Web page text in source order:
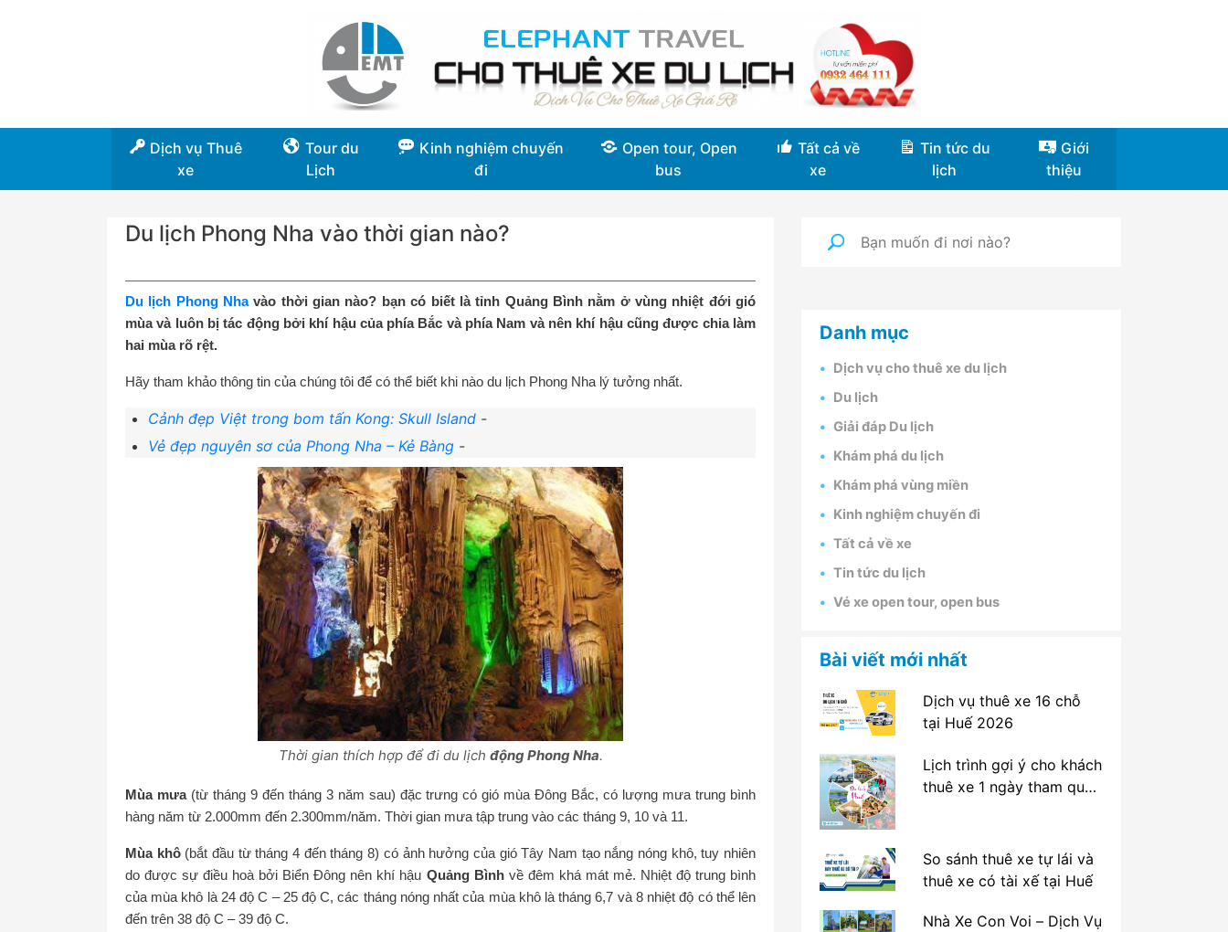
Dịch vụ Thuê
xe
Tour du
Lịch
Kinh nghiệm chuyến
đi
Open tour, Open
bus
Tất cả về
xe
Tin tức du
lịch
Giới
thiệu
Du lịch Phong Nha vào thời gian nào?
Du lịch Phong Nhavào thời gian nào? bạn có biết là tỉnh Quảng Bình nằm ở vùng nhiệt đới gió
mùa và luôn bị tác động bởi khí hậu của phía Bắc và phía Nam và nên khí hậu cũng được chia làm
hai mùa rõ rệt.
Hãy tham khảo thông tin của chúng tôi để có thể biết khi nào du lịch Phong Nha lý tưởng nhất.
Cảnh đẹp Việt trong bom tấn Kong: Skull Island -
Vẻ đẹp nguyên sơ của Phong Nha – Kẻ Bàng -
Thời gian thích hợp để đi du lịch động Phong Nha.
Mùa mưa(từ tháng 9 đến tháng 3 năm sau) đặc trưng có gió mùa Đông Bắc, có lượng mưa trung bình
hàng năm từ 2.000mm đến 2.300mm/năm. Thời gian mưa tập trung vào các tháng 9, 10 và 11.
Mùa khô (bắt đầu từ tháng 4 đến tháng 8) có ảnh hưởng của gió Tây Nam tạo nắng nóng khô, tuy nhiên
do được sự điều hoà bởi Biển Đông nên khí hậu Quảng Bìnhvề đêm khá mát mẻ. Nhiệt độ trung bình
của mùa khô là 24 độ C – 25 độ C, các tháng nóng nhất của mùa khô là tháng 6,7 và 8 nhiệt độ có thể lên
đến trên 38 độ C – 39 độ C.
Danh mục
Dịch vụ cho thuê xe du lịch
Du lịch
Giải đáp Du lịch
Khám phá du lịch
Khám phá vùng miền
Kinh nghiệm chuyến đi
Tất cả về xe
Tin tức du lịch
Vé xe open tour, open bus
Bài viết mới nhất
Dịch vụ thuê xe 16 chỗ
tại Huế 2026
Lịch trình gợi ý cho khách
thuê xe 1 ngày tham quan
So sánh thuê xe tự lái và
thuê xe có tài xế tại Huế
Nhà Xe Con Voi – Dịch Vụ